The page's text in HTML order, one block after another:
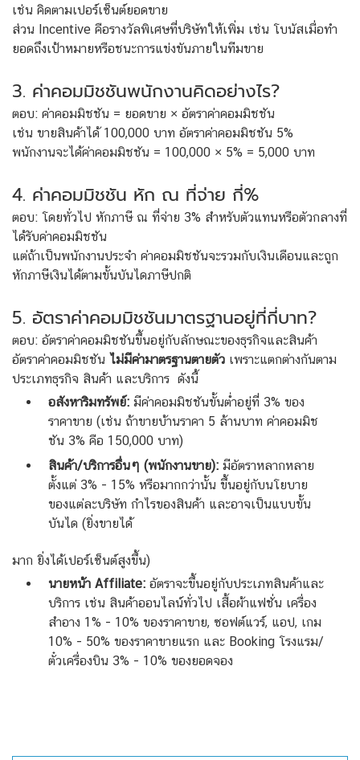
เช่น คิดตามเปอร์เซ็นต์ยอดขาย
ส่วน Incentive คือรางวัลพิเศษที่บริษัทให้เพิ่ม เช่น โบนัสเมื่อทำ
ยอดถึงเป้าหมายหรือชนะการแข่งขันภายในทีมขาย
3. ค่าคอมมิชชันพนักงานคิดอย่างไร?
ตอบ: ค่าคอมมิชชัน = ยอดขาย × อัตราค่าคอมมิชชัน
เช่น ขายสินค้าได้ 100,000 บาท อัตราค่าคอมมิชชัน 5%
พนักงานจะได้ค่าคอมมิชชัน = 100,000 × 5% = 5,000 บาท
4. ค่าคอมมิชชัน หัก ณ ที่จ่าย กี่%
ตอบ: โดยทั่วไป หักภาษี ณ ที่จ่าย 3% สำหรับตัวแทนหรือตัวกลางที่
ได้รับค่าคอมมิชชัน
แต่ถ้าเป็นพนักงานประจำ ค่าคอมมิชชันจะรวมกับเงินเดือนและถูก
หักภาษีเงินได้ตามขั้นบันไดภาษีปกติ
5. อัตราค่าคอมมิชชันมาตรฐานอยู่ที่กี่บาท?
ตอบ: อัตราค่าคอมมิชชันขึ้นอยู่กับลักษณะของธุรกิจและสินค้า
อัตราค่าคอมมิชชัน ไม่มีค่ามาตรฐานตายตัว เพราะแตกต่างกันตาม
ประเภทธุรกิจ สินค้า และบริการ ดังนี้
อสังหาริมทรัพย์: มีค่าคอมมิชชันขั้นต่ำอยู่ที่ 3% ของ
ราคาขาย (เช่น ถ้าขายบ้านราคา 5 ล้านบาท ค่าคอมมิช
ชัน 3% คือ 150,000 บาท)
สินค้า/บริการอื่นๆ (พนักงานขาย): มีอัตราหลากหลาย
ตั้งแต่ 3% - 15% หรือมากกว่านั้น ขึ้นอยู่กับนโยบาย
ของแต่ละบริษัท กำไรของสินค้า และอาจเป็นแบบขั้น
บันได (ยิ่งขายได้
มาก ยิ่งได้เปอร์เซ็นต์สูงขึ้น)
นายหน้า Affiliate: อัตราจะขึ้นอยู่กับประเภทสินค้าและ
บริการ เช่น สินค้าออนไลน์ทั่วไป เสื้อผ้าแฟชั่น เครื่อง
สำอาง 1% - 10% ของราคาขาย, ซอฟต์แวร์, แอป, เกม
10% - 50% ของราคาขายแรก และ Booking โรงแรม/
ตั๋วเครื่องบิน 3% - 10% ของยอดจอง